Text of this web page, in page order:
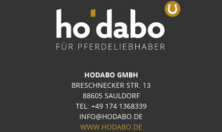
HODABO GMBH
BRESCHNECKER STR. 13
88605 SAULDORF
TEL: +49 174 1368339
INFO@HODABO.DE
WWW.HODABO.DE